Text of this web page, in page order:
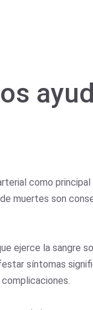
como
muertes son
ejerce la sangre
síntomas